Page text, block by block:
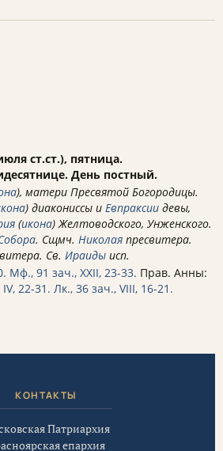
ст.ст.), пятница.
День постный.
), матери Пресвятой Богородицы.
) диакониссы и Евпраксии девы,
(икона) Желтоводского, Унженского.
. Сщмч. Николая пресвитера.
Св. Ираиды исп.
Мф., 91 зач., XXII, 23-33. Прав. Анны:
22-31. Лк., 36 зач., VIII, 16-21.
КОНТАКТЫ
Патриархия
епархия